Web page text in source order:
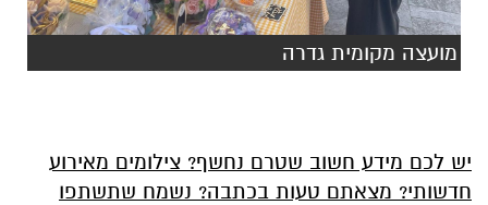
מועצה מקומית גדרה
יש לכם מידע חשוב שטרם נחשף? צילומים מאירוע
חדשותי? מצאתם טעות בכתבה? נשמח שתשתפו